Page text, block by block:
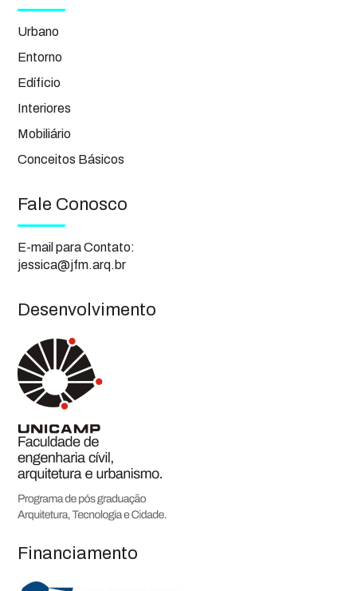
Urbano
Entorno
Edíficio
Interiores
Mobiliário
Conceitos Básicos
Fale Conosco
E-mail para Contato:
jessica@jfm.arq.br
Desenvolvimento
Financiamento